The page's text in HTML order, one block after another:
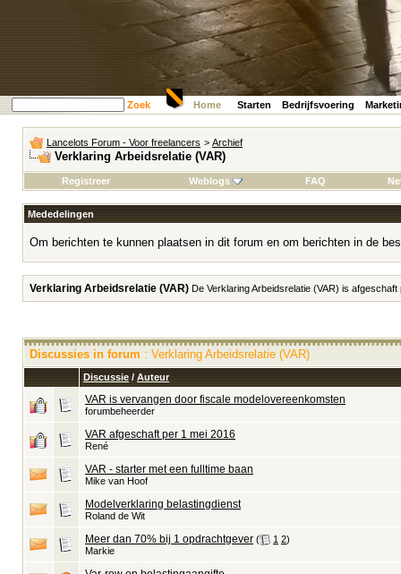
Zoek Home Starten Bedrijfsvoering
Lancelots Forum - Voor freelancers > Archief
Verklaring Arbeidsrelatie (VAR)
Registreer Weblogs FAQ
Mededelingen
Om berichten te kunnen plaatsen in dit forum en om berichten in de
Verklaring Arbeidsrelatie (VAR) De Verklaring Arbeidsrelatie (VAR) is
Discussies in forum : Verklaring Arbeidsrelatie (VAR)
Discussie / Auteur
VAR is vervangen door fiscale modelovereenkomsten
forumbeheerder
VAR afgeschaft per 1 mei 2016
René
VAR - starter met een fulltime baan
Mike van Hoof
Modelverklaring belastingdienst
Roland de Wit
Meer dan 70% bij 1 opdrachtgever ( 1 2)
Markie